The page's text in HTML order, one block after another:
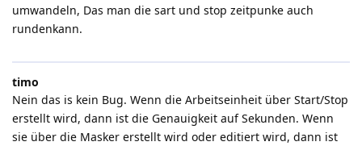
umwandeln, Das man die sart und stop zeitpunke auch
rundenkann.
timo
Nein das is kein Bug. Wenn die Arbeitseinheit über Start/Stop
erstellt wird, dann ist die Genauigkeit auf Sekunden. Wenn
sie über die Masker erstellt wird oder editiert wird, dann ist